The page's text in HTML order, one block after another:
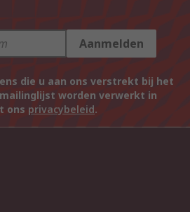
Aanmelden
die u aan ons verstrekt bij het
worden verwerkt in
ons privacybeleid.